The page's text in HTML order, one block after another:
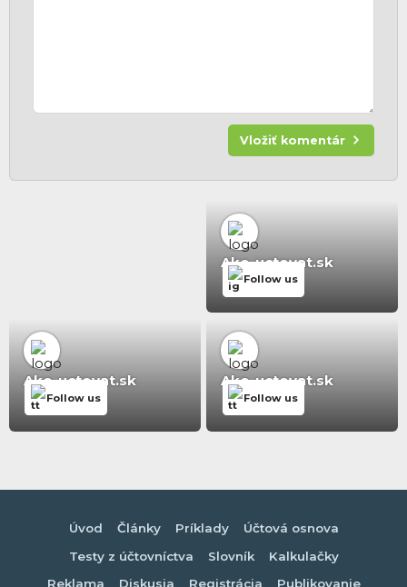
Vložiť komentár
Ako-uctovat.sk
Follow us
Ako-uctovat.sk
Follow us
Ako-uctovat.sk
Follow us
Úvod Články Príklady
Účtová osnova
Testy z účtovníctva
Slovník
Kalkulačky
Reklama
Diskusia Registrácia
Publikovanie